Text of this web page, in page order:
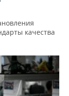
качества